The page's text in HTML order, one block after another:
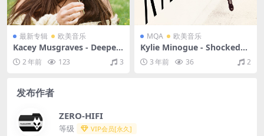
最新专辑 欧美音乐
Kacey Musgraves - Deeper
Well: Deeper into the Well
（2024/FLAC/分轨/406M）
2 年前 123 3
MQA 欧美音乐
Kylie Minogue - Shocked
（1991/FLAC/分轨/260M）
(MQA/16bit/44.1kHz)
3 年前 36 2
发布作者
ZERO-HIFI
等级 VIP会员[永久]